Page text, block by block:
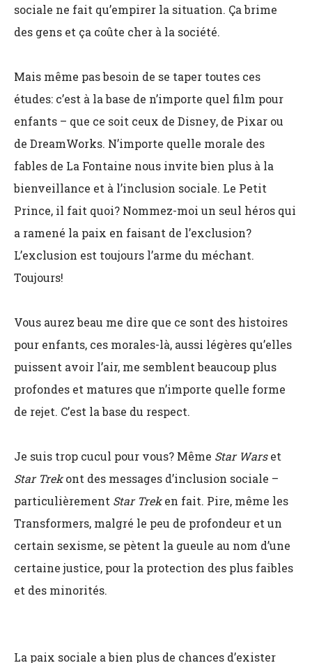
sociale ne fait qu’empirer la situation. Ça brime
des gens et ça coûte cher à la société.
Mais même pas besoin de se taper toutes ces
études: c’est à la base de n’importe quel film pour
enfants – que ce soit ceux de Disney, de Pixar ou
de DreamWorks. N’importe quelle morale des
fables de La Fontaine nous invite bien plus à la
bienveillance et à l’inclusion sociale. Le Petit
Prince, il fait quoi? Nommez-moi un seul héros qui
a ramené la paix en faisant de l’exclusion?
L’exclusion est toujours l’arme du méchant.
Toujours!
Vous aurez beau me dire que ce sont des histoires
pour enfants, ces morales-là, aussi légères qu’elles
puissent avoir l’air, me semblent beaucoup plus
profondes et matures que n’importe quelle forme
de rejet. C’est la base du respect.
Je suis trop cucul pour vous? Même Star Warset
Star Trekont des messages d’inclusion sociale –
particulièrement Star Treken fait. Pire, même les
Transformers, malgré le peu de profondeur et un
certain sexisme, se pètent la gueule au nom d’une
certaine justice, pour la protection des plus faibles
et des minorités.
La paix sociale a bien plus de chances d’exister